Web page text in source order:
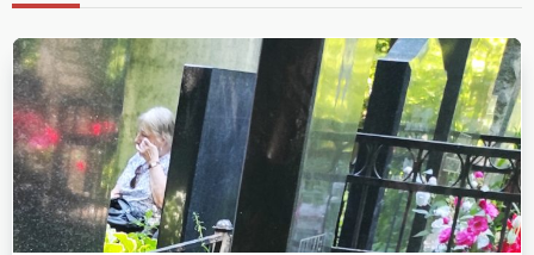
reader-
text">Page</span>